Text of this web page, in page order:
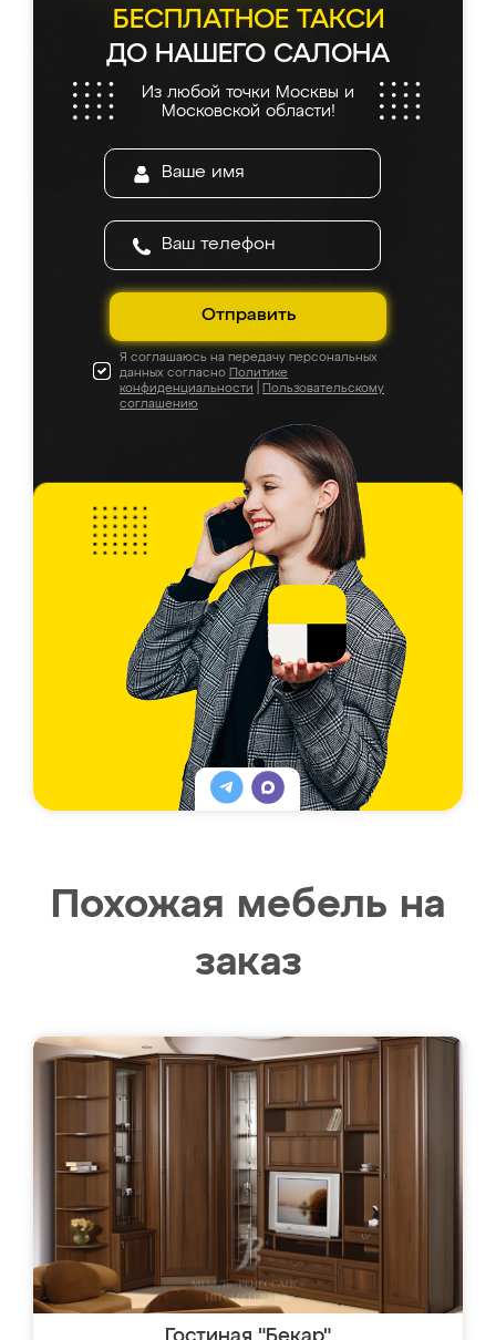
БЕСПЛАТНОЕ ТАКСИ
ДО НАШЕГО САЛОНА
Из любой точки Москвы и
Московской области!
Отправить
Я соглашаюсь на передачу персональных
данных согласно Политике
конфиденциальности
Пользовательскому
соглашению
Похожая мебель на
заказ